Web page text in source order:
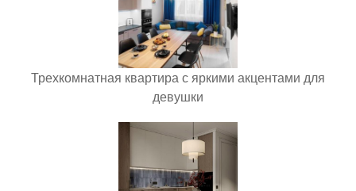
Трехкомнатная квартира с яркими акцентами для
девушки